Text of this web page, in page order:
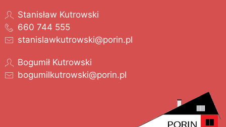
Stanisław Kutrowski
660 744 555
stanislawkutrowski@porin.pl
Bogumił Kutrowski
bogumilkutrowski@porin.pl